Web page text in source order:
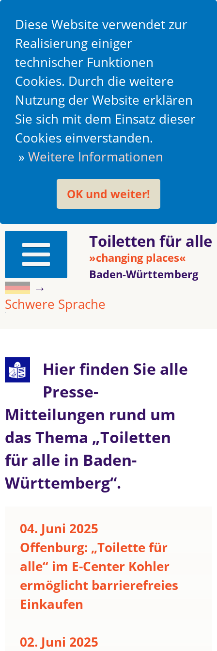
Diese Website verwendet zur
Realisierung einiger
technischer Funktionen
Cookies. Durch die weitere
Nutzung der Website erklären
Sie sich mit dem Einsatz dieser
Cookies einverstanden.
»Weitere Informationen
OK und weiter!
Toiletten für alle
»changing places«
Baden-Württemberg
→
Schwere Sprache
Hier finden Sie alle
Presse-
Mitteilungen rund um
das Thema „Toiletten
für alle in Baden-
Württemberg“.
04. Juni 2025
Offenburg: „Toilette für
alle“ im E-Center Kohler
ermöglicht barrierefreies
Einkaufen
02. Juni 2025